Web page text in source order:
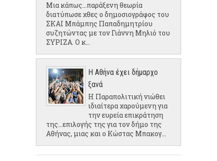
Μια κάπως...παράξενη θεωρία
διατύπωσε χθες ο δημοσιογράφος του
ΣΚΑΙ Μπάμπης Παπαδημητρίου
συζητώντας με τον Γιάννη Μηλιό του
ΣΥΡΙΖΑ. Ο κ...
Η Αθήνα έχει δήμαρχο
ξανά
Η Παραπολιτική νιώθει
ιδιαίτερα χαρούμενη για
την ευρεία επικράτηση
της...επιλογής της για τον δήμο της
Αθήνας, μιας και ο Κώστας Μπακογ...